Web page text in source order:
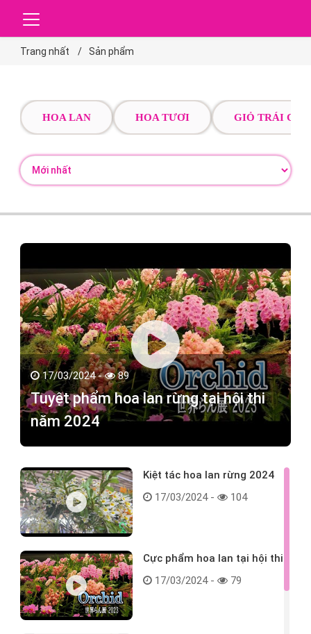
Trang nhất Sản phẩm
HOA LAN HOA TƯƠI GIỎ TRÁI CÂY
17/03/2024 - 89
Tuyệt phẩm hoa lan rừng tại hội thi
năm 2024
Kiệt tác hoa lan rừng 2024
17/03/2024 -
104
Cực phẩm hoa lan tại hội thi
17/03/2024 -
79